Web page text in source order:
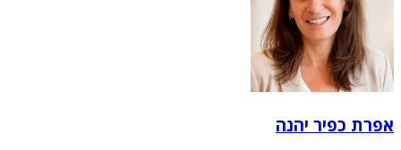
אפרת כפיר יהנה